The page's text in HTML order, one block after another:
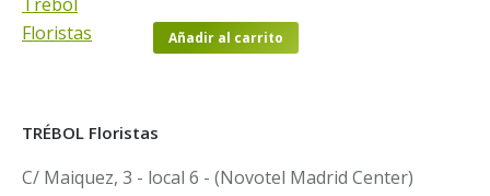
Añadir al carrito
TRÉBOL Floristas
C/ Maiquez, 3 - local 6 - (Novotel Madrid Center)